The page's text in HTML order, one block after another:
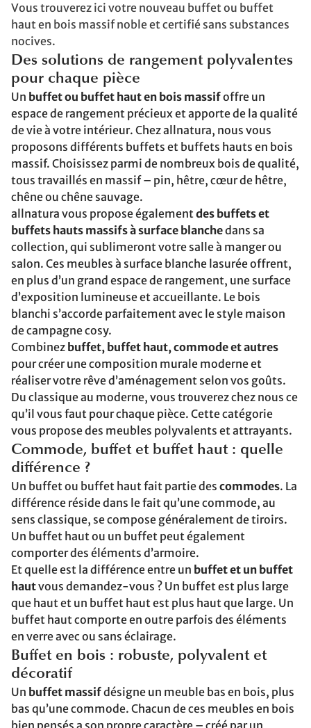
Vous trouverez ici votre nouveau buffet ou buffet
haut en bois massif noble et certifié sans substances
nocives.
Des solutions de rangement polyvalentes
pour chaque pièce
Un buffet ou buffet haut en bois massifoffre un
espace de rangement précieux et apporte de la qualité
de vie à votre intérieur. Chez allnatura, nous vous
proposons différents buffets et buffets hauts en bois
massif. Choisissez parmi de nombreux bois de qualité,
tous travaillés en massif – pin, hêtre, cœur de hêtre,
chêne ou chêne sauvage.
allnatura vous propose égalementdes buffets et
buffets hauts massifs à surface blanchedans sa
collection, qui sublimeront votre salle à manger ou
salon. Ces meubles à surface blanche lasurée offrent,
en plus d’un grand espace de rangement, une surface
d’exposition lumineuse et accueillante. Le bois
blanchi s’accorde parfaitement avec le style maison
de campagne cosy.
Combinez buffet, buffet haut, commode et autres
pour créer une composition murale moderne et
réaliser votre rêve d’aménagement selon vos goûts.
Du classique au moderne, vous trouverez chez nous ce
qu’il vous faut pour chaque pièce. Cette catégorie
vous propose des meubles polyvalents et attrayants.
Commode, buffet et buffet haut : quelle
différence ?
Un buffet ou buffet haut fait partie des commodes. La
différence réside dans le fait qu’une commode, au
sens classique, se compose généralement de tiroirs.
Un buffet haut ou un buffet peut également
comporter des éléments d’armoire.
Et quelle est la différence entre un buffet et un buffet
hautvous demandez-vous ? Un buffet est plus large
que haut et un buffet haut est plus haut que large. Un
buffet haut comporte en outre parfois des éléments
en verre avec ou sans éclairage.
Buffet en bois : robuste, polyvalent et
décoratif
Un buffet massifdésigne un meuble bas en bois, plus
bas qu’une commode. Chacun de ces meubles en bois
bien pensés a son propre caractère – créé par un